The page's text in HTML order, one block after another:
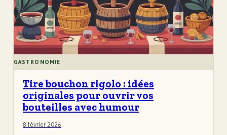
GASTRONOMIE
Tire bouchon rigolo : idées
originales pour ouvrir vos
bouteilles avec humour
8 février 2026